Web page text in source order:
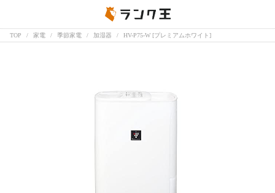
TOP 家電 季節家電 加湿器 HV-P75-W [プレミアムホワイト]